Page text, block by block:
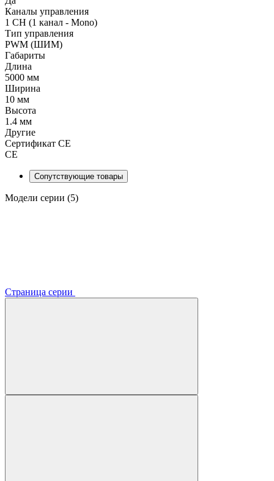
Каналы управления
1 CH (1 канал - Mono)
Тип управления
PWM (ШИМ)
Габариты
Длина
5000 мм
Ширина
10 мм
Высота
1.4 мм
Другие
Сертификат CE
CE
Сопутствующие товары
Модели серии (5)
Страница серии